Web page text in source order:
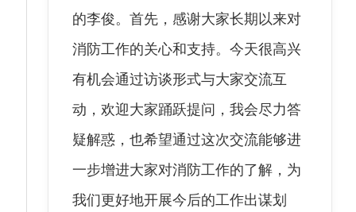
的李俊。首先，感谢大家长期以来对
消防工作的关心和支持。今天很高兴
有机会通过访谈形式与大家交流互
动，欢迎大家踊跃提问，我会尽力答
疑解惑，也希望通过这次交流能够进
一步增进大家对消防工作的了解，为
我们更好地开展今后的工作出谋划